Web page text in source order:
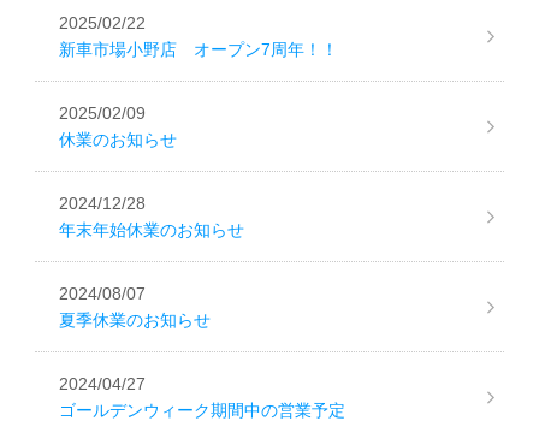
2025/02/22
新車市場小野店 オープン7周年！！
2025/02/09
休業のお知らせ
2024/12/28
年末年始休業のお知らせ
2024/08/07
夏季休業のお知らせ
2024/04/27
ゴールデンウィーク期間中の営業予定